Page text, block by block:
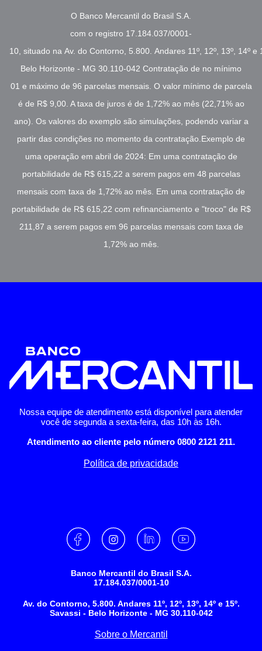
O Banco Mercantil do Brasil S.A.
com o registro 17.184.037/0001-
10, situado na Av. do Contorno, 5.800. Andares 11º, 12º, 13º, 14º e
Belo Horizonte - MG 30.110-042 Contratação de no mínimo
01 e máximo de 96 parcelas mensais. O valor mínimo de parcela
é de R$ 9,00. A taxa de juros é de 1,72% ao mês (22,71% ao
ano). Os valores do exemplo são simulações, podendo variar a
partir das condições no momento da contratação.Exemplo de
uma operação em abril de 2024: Em uma contratação de
portabilidade de R$ 615,22 a serem pagos em 48 parcelas
mensais com taxa de 1,72% ao mês. Em uma contratação de
portabilidade de R$ 615,22 com refinanciamento e "troco" de R$
211,87 a serem pagos em 96 parcelas mensais com taxa de
1,72% ao mês.
Nossa equipe de atendimento está disponível para atender
você de segunda a sexta-feira, das 10h às 16h.
Atendimento ao cliente pelo número 0800 2121 211.
Política de privacidade
Banco Mercantil do Brasil S.A.
17.184.037/0001-10
Av. do Contorno, 5.800. Andares 11º, 12º, 13º, 14º e 15º.
Savassi - Belo Horizonte - MG 30.110-042
Sobre o Mercantil